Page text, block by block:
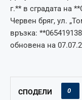
г.** в сградата на
Червен бряг, ул.
връзка:
обновена на
СПОДЕЛИ 0